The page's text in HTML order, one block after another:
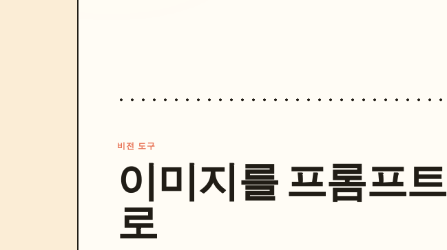
비전 도구
이미지를 프롬프트
로